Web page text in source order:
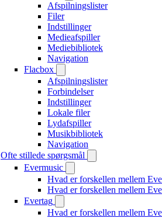
Afspilningslister
Filer
Indstillinger
Medieafspiller
Mediebibliotek
Navigation
Flacbox
Afspilningslister
Forbindelser
Indstillinger
Lokale filer
Lydafspiller
Musikbibliotek
Navigation
Ofte stillede spørgsmål
Evermusic
Hvad er forskellen mellem
Hvad er forskellen mellem
Evertag
Hvad er forskellen mellem